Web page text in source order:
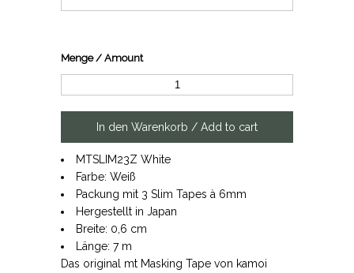
Menge / Amount
MTSLIM23Z White
Farbe: Weiß
Packung mit 3 Slim Tapes à 6mm
Hergestellt in Japan
Breite: 0,6 cm
Länge: 7 m
Das original mt Masking Tape von kamoi